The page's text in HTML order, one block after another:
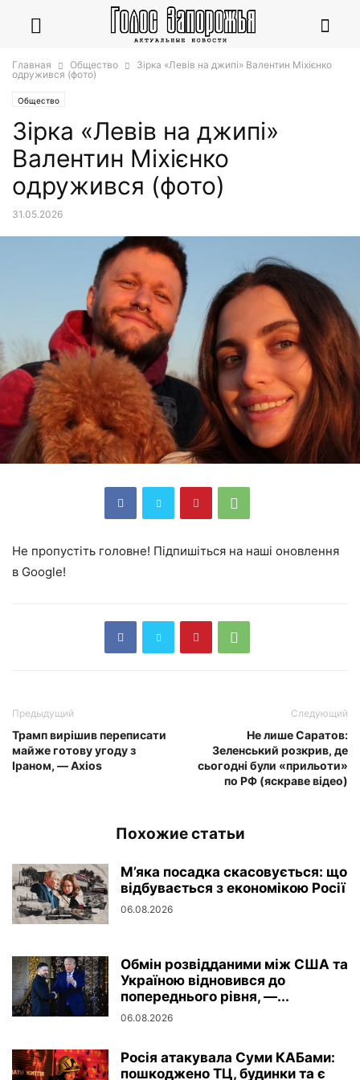
Главная Общество
Зірка «Левів на джипі» Валентин Міхієнко
одружився (фото)
Общество
Зірка «Левів на джипі»
Валентин Міхієнко
одружився (фото)
31.05.2026
Не пропустіть головне! Підпишіться на наші оновлення
в Google!
Предыдущий
Трамп вирішив переписати
майже готову угоду з
Іраном, — Axios
Следующий
Не лише Саратов:
Зеленський розкрив, де
сьогодні були «прильоти»
по РФ (яскраве відео)
Похожие статьи
М’яка посадка скасовується: що
відбувається з економікою Росії
06.08.2026
Обмін розвідданими між США та
Україною відновився до
попереднього рівня, —...
06.08.2026
Росія атакувала Суми КАБами:
пошкоджено ТЦ, будинки та є